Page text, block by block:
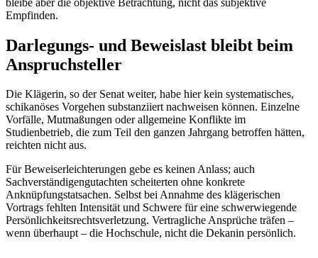
Empfinden.
Darlegungs- und Beweislast bleibt beim
Anspruchsteller
Die Klägerin, so der Senat weiter, habe hier kein systematisches,
schikanöses Vorgehen substanziiert nachweisen können. Einzelne
Vorfälle, Mutmaßungen oder allgemeine Konflikte im
Studienbetrieb, die zum Teil den ganzen Jahrgang betroffen hätten,
reichten nicht aus.
Für Beweiserleichterungen gebe es keinen Anlass; auch
Sachverständigengutachten scheiterten ohne konkrete
Anknüpfungstatsachen. Selbst bei Annahme des klägerischen
Vortrags fehlten Intensität und Schwere für eine schwerwiegende
Persönlichkeitsrechtsverletzung. Vertragliche Ansprüche träfen –
wenn überhaupt – die Hochschule, nicht die Dekanin persönlich.